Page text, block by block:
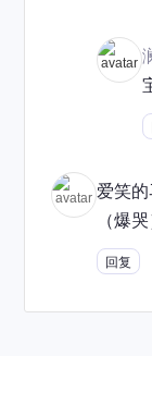
爱笑
（爆哭
回复